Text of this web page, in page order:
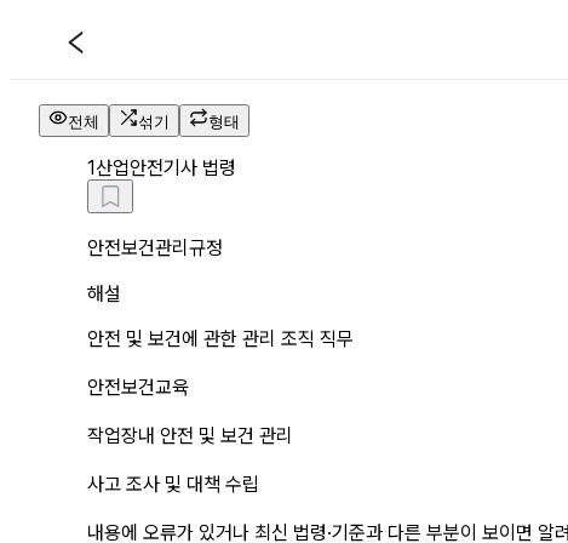
산업안전기사 법령 해설 페이지
전체 섞기 형태
1산업안전기사 법령
안전보건관리규정
해설
안전 및 보건에 관한 관리 조직 직무
안전보건교육
작업장내 안전 및 보건 관리
사고 조사 및 대책 수립
내용에 오류가 있거나 최신 법령·기준과 다른 부분이 보이면 알